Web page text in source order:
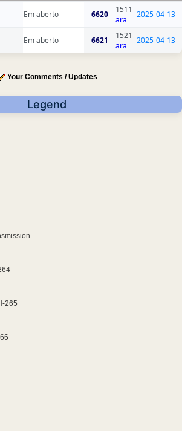
Em aberto 6620
1511
ara
2025-04-13
Em aberto 6621
1521
ara
2025-04-13
Your Comments / Updates
Legend
265